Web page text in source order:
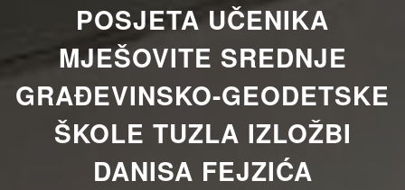
POSJETA UČENIKA
MJEŠOVITE SREDNJE
GRAĐEVINSKO-GEODETSKE
ŠKOLE TUZLA IZLOŽBI
DANISA FEJZIĆA